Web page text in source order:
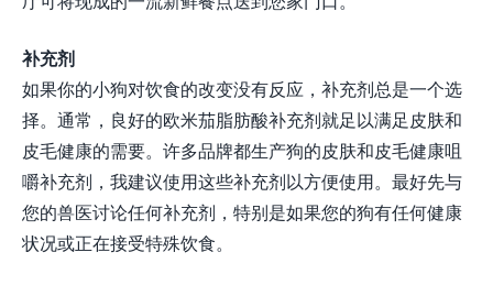
补充剂
如果你的小狗对饮食的改变没有反应，补充剂总是一个选
择。通常，良好的欧米茄脂肪酸补充剂就足以满足皮肤和
皮毛健康的需要。许多品牌都生产狗的皮肤和皮毛健康咀
嚼补充剂，我建议使用这些补充剂以方便使用。最好先与
您的兽医讨论任何补充剂，特别是如果您的狗有任何健康
状况或正在接受特殊饮食。